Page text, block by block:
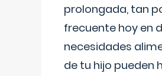
prolongada, tan
frecuente hoy en
necesidades
de tu hijo pueden